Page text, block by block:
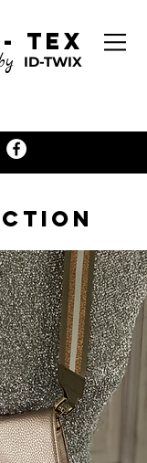
tex
ID-TWIX